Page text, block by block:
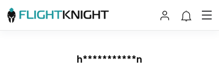
h***********n